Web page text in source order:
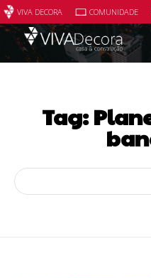
VIVA DECORA COMUNIDADE
Tag: